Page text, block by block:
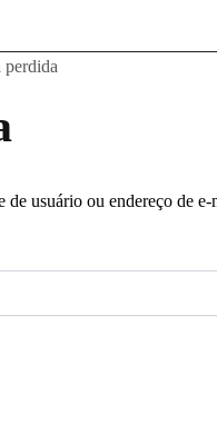
perdida
de usuário ou endereço de